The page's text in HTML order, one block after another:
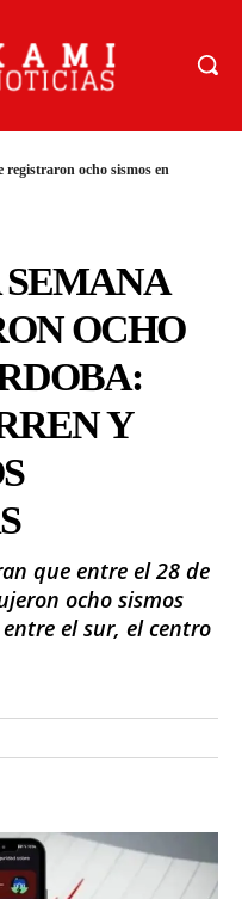
registraron ocho sismos en
OCHO
Y
que entre el 28 de
ocho sismos
el sur, el centro